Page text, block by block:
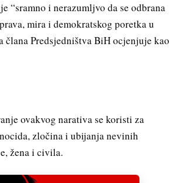
“sramno i nerazumljvo da se odbrana
mira i demokratskog poretka u
člana Predsjedništva BiH ocjenjuje kao
ovakvog narativa se koristi za
zločina i ubijanja nevinih
žena i civila.